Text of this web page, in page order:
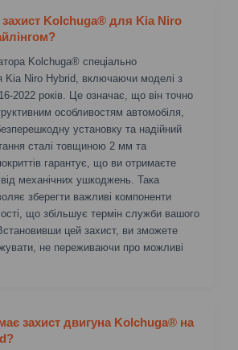
захист Kolchuga® для Kia Niro
Kolchuga® спеціально
Kia Niro Hybrid, включаючи моделі з
2022 років. Це означає, що він точно
особливостям автомобіля,
установку та надійний
сталі товщиною 2 мм та
гарантує, що ви отримаєте
від механічних ушкоджень. Така
зберегти важливі компоненти
що збільшує термін служби вашого
цей захист, ви зможете
не переживаючи про можливі
захист двигуна Kolchuga® на